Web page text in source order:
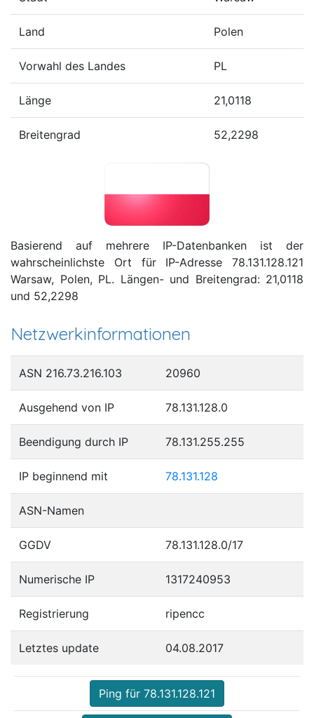
Land Polen
Vorwahl des Landes PL
Länge 21,0118
Breitengrad 52,2298
Basierend auf mehrere IP-Datenbanken ist der
wahrscheinlichste Ort für IP-Adresse 78.131.128.121
Warsaw, Polen, PL. Längen- und Breitengrad: 21,0118
und 52,2298
Netzwerkinformationen
ASN 216.73.216.103 20960
Ausgehend von IP 78.131.128.0
Beendigung durch IP 78.131.255.255
IP beginnend mit 78.131.128
ASN-Namen
GGDV 78.131.128.0/17
Numerische IP 1317240953
Registrierung ripencc
Letztes update 04.08.2017
Ping für 78.131.128.121